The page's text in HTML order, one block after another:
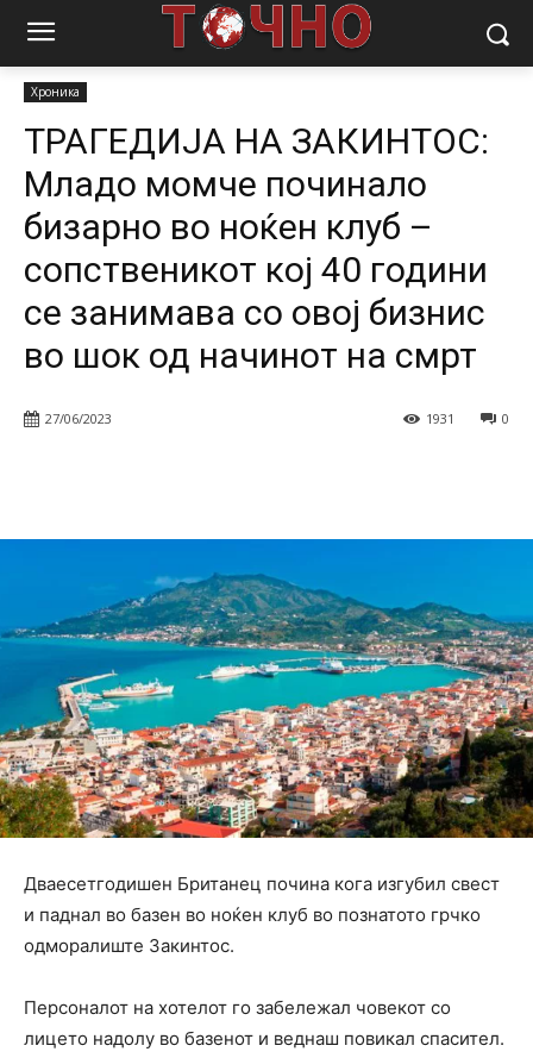
Почетна Хроника
ТРАГЕДИЈА НА ЗАКИНТОС: Младо
Хроника
ТРАГЕДИЈА НА ЗАКИНТОС:
Младо момче починало
бизарно во ноќен клуб –
сопственикот кој 40 години
се занимава со овој бизнис
во шок од начинот на смрт
27/06/2023 0
1931
Дваесетгодишен Британец почина кога изгубил свест
и паднал во базен во ноќен клуб во познатото грчко
одморалиште Закинтос.
Персоналот на хотелот го забележал човекот со
лицето надолу во базенот и веднаш повикал спасител.